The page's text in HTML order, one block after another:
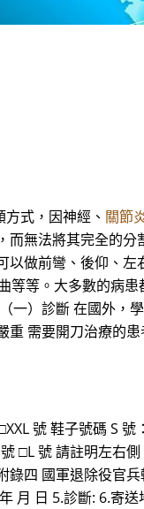
式，因神經、 關節
無法將其完全的分
做前彎、後仰、左
等等。大多數的病患
一）診斷 在國外，
需要開刀治療的
號 鞋子號碼 S
□L 號 請註明左右側
四 國軍退除役官
月 日 5.診斷: 6.寄